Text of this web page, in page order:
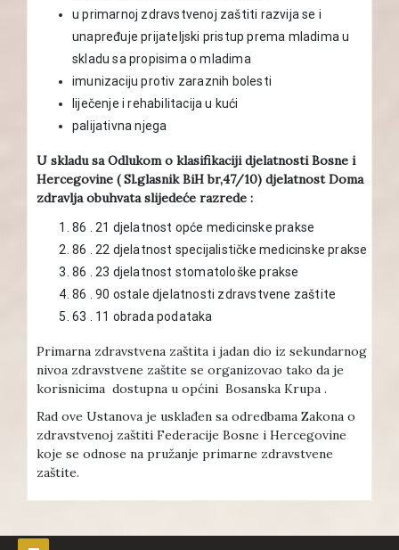
u primarnoj zdravstvenoj zaštiti razvija se i
unapređuje prijateljski pristup prema mladima u
skladu sa propisima o mladima
imunizaciju protiv zaraznih bolesti
liječenje i rehabilitacija u kući
palijativna njega
U skladu sa Odlukom o klasifikaciji djelatnosti Bosne i
Hercegovine ( Sl.glasnik BiH br,47/10) djelatnost Doma
zdravlja obuhvata slijedeće razrede :
86 . 21 djelatnost opće medicinske prakse
86 . 22 djelatnost specijalističke medicinske prakse
86 . 23 djelatnost stomatološke prakse
86 . 90 ostale djelatnosti zdravstvene zaštite
63 . 11 obrada podataka
Primarna zdravstvena zaštita i jadan dio iz sekundarnog
nivoa zdravstvene zaštite se organizovao tako da je
korisnicima dostupna u općini Bosanska Krupa .
Rad ove Ustanova je usklađen sa odredbama Zakona o
zdravstvenoj zaštiti Federacije Bosne i Hercegovine
koje se odnose na pružanje primarne zdravstvene
zaštite.